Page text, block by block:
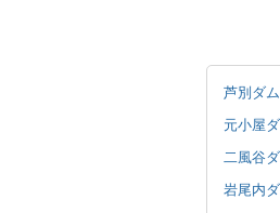
芦別ダ
元小屋
二風谷
岩尾内